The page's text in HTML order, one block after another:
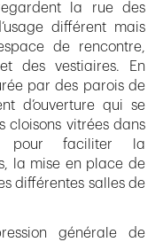
la rue des
différent mais
de rencontre,
des vestiaires. En
par des parois de
d’ouverture qui se
cloisons vitrées dans
pour faciliter la
la mise en place de
différentes salles de
générale de